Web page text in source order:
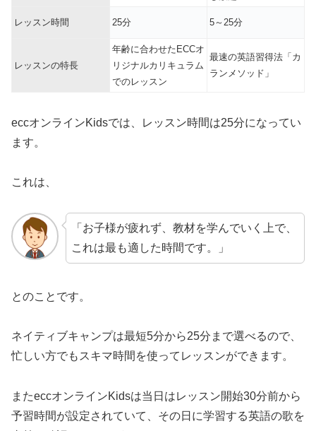
レッスン時間 25分 5～25分
レッスンの特長
年齢に合わせたECCオ
リジナルカリキュラム
でのレッスン
最速の英語習得法「カ
ランメソッド」
eccオンラインKidsでは、レッスン時間は25分になってい
ます。
これは、
「お子様が疲れず、教材を学んでいく上で、
これは最も適した時間です。」
とのことです。
ネイティブキャンプは最短5分から25分まで選べるので、
忙しい方でもスキマ時間を使ってレッスンができます。
またeccオンラインKidsは当日はレッスン開始30分前から
予習時間が設定されていて、その日に学習する英語の歌を